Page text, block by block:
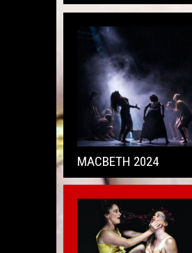
MACBETH 2024